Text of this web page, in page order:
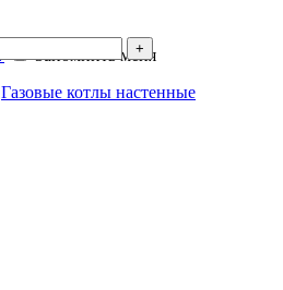
Запомнить меня
Газовые котлы настенные